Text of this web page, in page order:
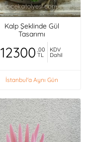
Kalp Şeklinde Gül
Tasarımı
12300 ,00
TL
KDV
Dahil
İstanbul'a Aynı Gün